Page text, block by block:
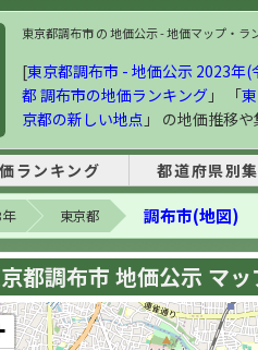
東京都調布市 の 地価公示 - 地価マップ・ラ
[東京都調布市 - 地価公示 2023年(
都 調布市の地価ランキング 」 「
京都の新しい地点 」 の地価推移
ランキング 都道府県別
東京都 調布市(地図)
都調布市 地価公示 マ